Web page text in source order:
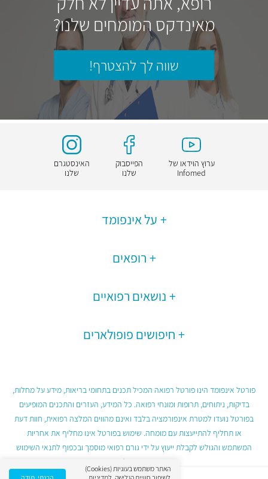
מאינדקס המומחים שלנו?
שווה לך להצטרף!
ערוץ הוידאו של
Infomed
הפייסבוק
שלנו
האינסטגרם
שלנו
על אינפומד
רופאים
נושאים רפואיים
חיפושים פופולארים
פורטל אינפומד הינו פורטל רפואה המכיל תכנים בתחומי בריאות, מידע על מחלות,
בדיקות, ניתוחים, תרופות ומונחי רפואה. כל המידע, העזרים והתכנים המופיעים
בפורטל נועדו למטרת אינפורמציה בלבד ואינם מהווים המלצה רפואית, חוות דעת
או תחליף להתייעצות עם מומחה. שימוש בפורטל אינו מחליף את אחריות
המשתמש והגולש לקבלת ייעוץ על ידי גורם רפואי מוסמך ובכפוף לתנאי השימוש
בפורטל.
האתר משתמש בעוגיות (Cookies)
לשיפור חוויית הגלישה. למדיניות הבנתי, תודה